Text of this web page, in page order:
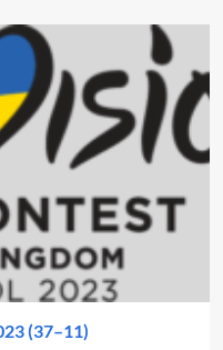
(37–11)